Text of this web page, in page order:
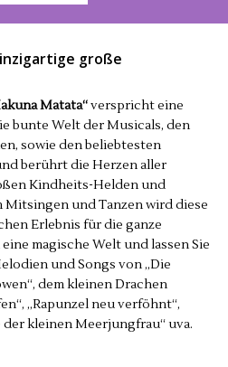
große
Matata“verspricht eine
bunte Welt der Musicals, den
sowie den beliebtesten
berührt die Herzen aller
Kindheits-Helden und
und Tanzen wird diese
Erlebnis für die ganze
magische Welt und lassen Sie
und Songs von „Die
dem kleinen Drachen
„Rapunzel neu verföhnt“,
der kleinen Meerjungfrau“ uva.